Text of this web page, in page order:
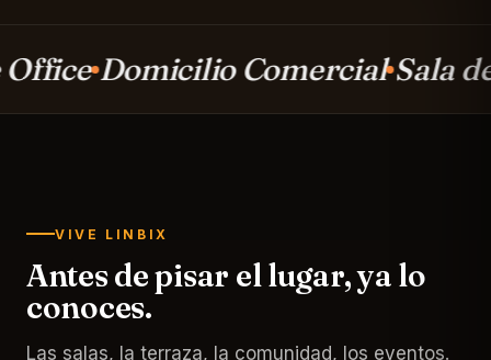
Comercial Sala de Juntas
VIVE LINBIX
Antes de pisar el lugar, ya lo
conoces.
Las salas, la terraza, la comunidad, los eventos.